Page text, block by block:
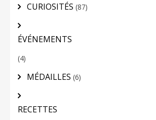
CURIOSITÉS (87)
ÉVÉNEMENTS
(4)
MÉDAILLES (6)
RECETTES